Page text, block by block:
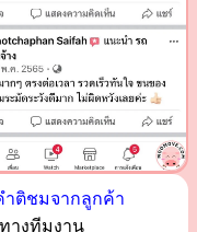
ติชมจากลูกค้า
างทีมงาน